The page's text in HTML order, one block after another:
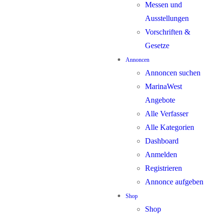
Messen und
Ausstellungen
Vorschriften &
Gesetze
Annoncen
Annoncen suchen
MarinaWest
Angebote
Alle Verfasser
Alle Kategorien
Dashboard
Anmelden
Registrieren
Annonce aufgeben
Shop
Shop